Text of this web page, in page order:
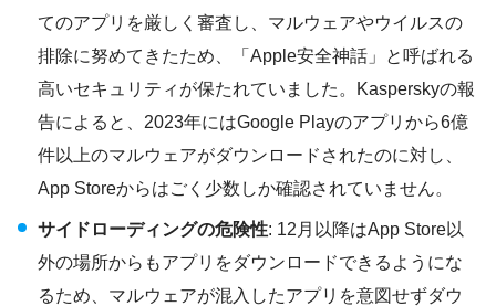
てのアプリを厳しく審査し、マルウェアやウイルスの
排除に努めてきたため、「Apple安全神話」と呼ばれる
高いセキュリティが保たれていました。Kasperskyの報
告によると、2023年にはGoogle Playのアプリから6億
件以上のマルウェアがダウンロードされたのに対し、
App Storeからはごく少数しか確認されていません。
サイドローディングの危険性: 12月以降はApp Store以
外の場所からもアプリをダウンロードできるようにな
るため、マルウェアが混入したアプリを意図せずダウ